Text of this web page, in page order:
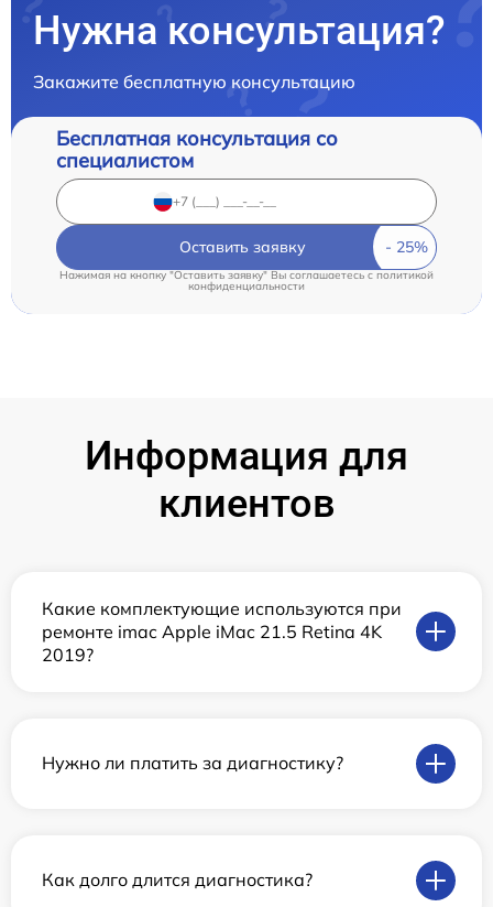
Нужна консультация?
Закажите бесплатную консультацию
Бесплатная консультация со
специалистом
Оставить заявку
Нажимая на кнопку "Оставить заявку" Вы соглашаетесь cполитикой
конфиденциальности
Информация для
клиентов
Какие комплектующие используются при
ремонте imac Apple iMac 21.5 Retina 4K
2019?
Нужно ли платить за диагностику?
Как долго длится диагностика?